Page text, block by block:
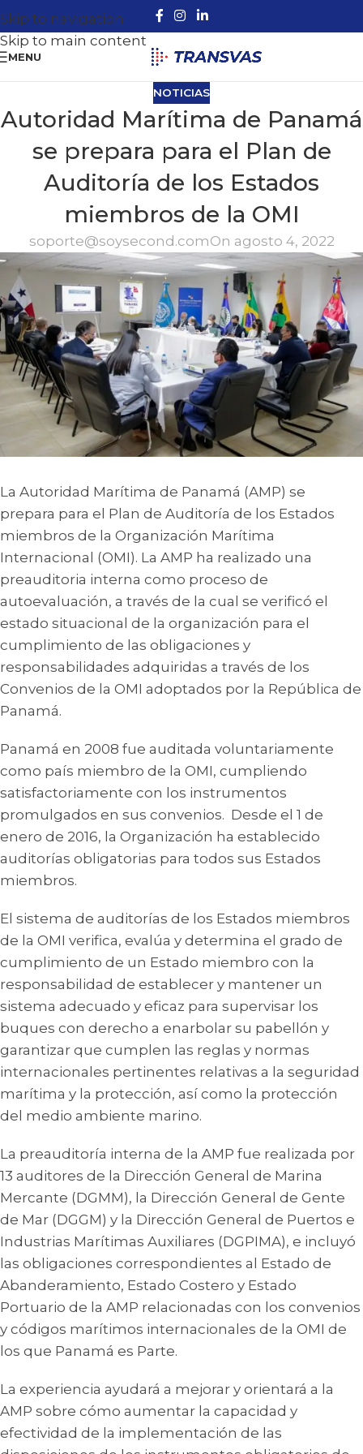
Skip to navigation
Skip to main content
MENU
NOTICIAS
Autoridad Marítima de Panamá
se prepara para el Plan de
Auditoría de los Estados
miembros de la OMI
soporte@soysecond.comOn agosto 4, 2022
La Autoridad Marítima de Panamá (AMP) se
prepara para el Plan de Auditoría de los Estados
miembros de la Organización Marítima
Internacional (OMI). La AMP ha realizado una
preauditoria interna como proceso de
autoevaluación, a través de la cual se verificó el
estado situacional de la organización para el
cumplimiento de las obligaciones y
responsabilidades adquiridas a través de los
Convenios de la OMI adoptados por la República de
Panamá.
Panamá en 2008 fue auditada voluntariamente
como país miembro de la OMI, cumpliendo
satisfactoriamente con los instrumentos
promulgados en sus convenios. Desde el 1 de
enero de 2016, la Organización ha establecido
auditorías obligatorias para todos sus Estados
miembros.
El sistema de auditorías de los Estados miembros
de la OMI verifica, evalúa y determina el grado de
cumplimiento de un Estado miembro con la
responsabilidad de establecer y mantener un
sistema adecuado y eficaz para supervisar los
buques con derecho a enarbolar su pabellón y
garantizar que cumplen las reglas y normas
internacionales pertinentes relativas a la seguridad
marítima y la protección, así como la protección
del medio ambiente marino.
La preauditoría interna de la AMP fue realizada por
13 auditores de la Dirección General de Marina
Mercante (DGMM), la Dirección General de Gente
de Mar (DGGM) y la Dirección General de Puertos e
Industrias Marítimas Auxiliares (DGPIMA), e incluyó
las obligaciones correspondientes al Estado de
Abanderamiento, Estado Costero y Estado
Portuario de la AMP relacionadas con los convenios
y códigos marítimos internacionales de la OMI de
los que Panamá es Parte.
La experiencia ayudará a mejorar y orientará a la
AMP sobre cómo aumentar la capacidad y
efectividad de la implementación de las